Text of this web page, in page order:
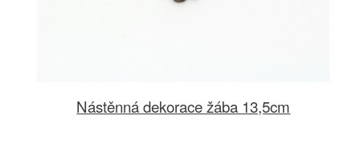
Nástěnná dekorace žába 13,5cm